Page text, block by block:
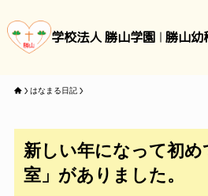
学校法人 勝山学園 勝山幼
はなまる日記
新しい年になって初め
室」がありました。